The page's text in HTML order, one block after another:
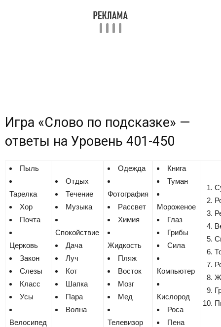
Игра «Cлово по подсказке» —
ответы на Уровень 401-450
Пыль
Тарелка
Хор
Почта
Церковь
Закон
Слезы
Класс
Усы
Велосипед
Отдых
Течение
Музыка
Спокойствие
Дача
Луч
Кот
Шапка
Пара
Волна
Одежда
Фотография
Рассвет
Химия
Жидкость
Пляж
Восток
Мозг
Мед
Телевизор
Книга
Туман
Мороженое
Глаз
Грибы
Сила
Компьютер
Кислород
Роса
Пена